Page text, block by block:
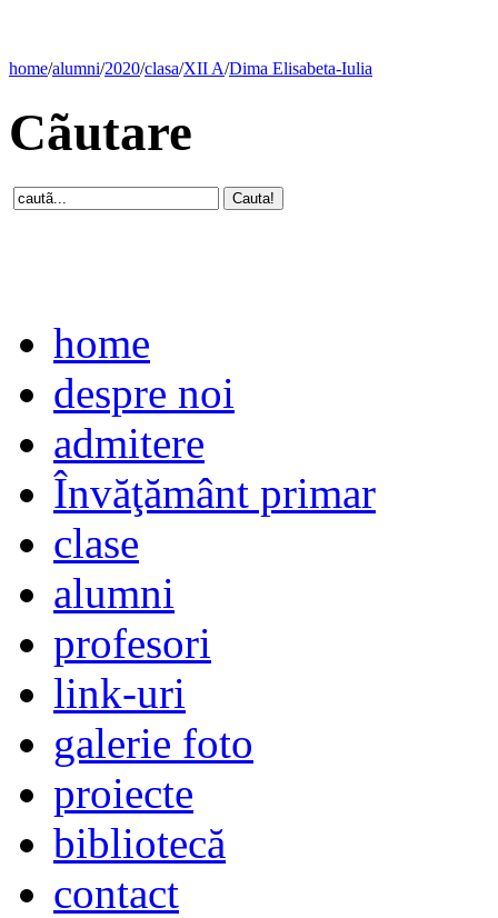
home/alumni/2020/clasa/XII A/Dima Elisabeta-Iulia
Cãutare
home
despre noi
admitere
Învăţământ primar
clase
alumni
profesori
link-uri
galerie foto
proiecte
bibliotecă
contact